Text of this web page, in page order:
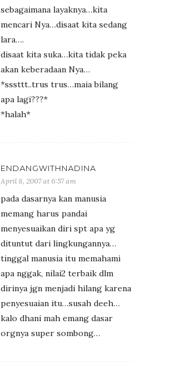
sebagaimana layaknya…kita
mencari Nya…disaat kita sedang
lara….
disaat kita suka…kita tidak peka
akan keberadaan Nya…
*sssttt..trus trus…maia bilang
apa lagi???*
*halah*
ENDANGWITHNADINA
April 8, 2007 at 6:57 am
pada dasarnya kan manusia
memang harus pandai
menyesuaikan diri spt apa yg
dituntut dari lingkungannya…
tinggal manusia itu memahami
apa nggak, nilai2 terbaik dlm
dirinya jgn menjadi hilang karena
penyesuaian itu…susah deeh…
kalo dhani mah emang dasar
orgnya super sombong…